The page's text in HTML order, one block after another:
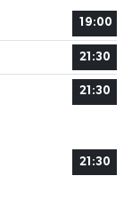
19:00
21:30
21:30
21:30